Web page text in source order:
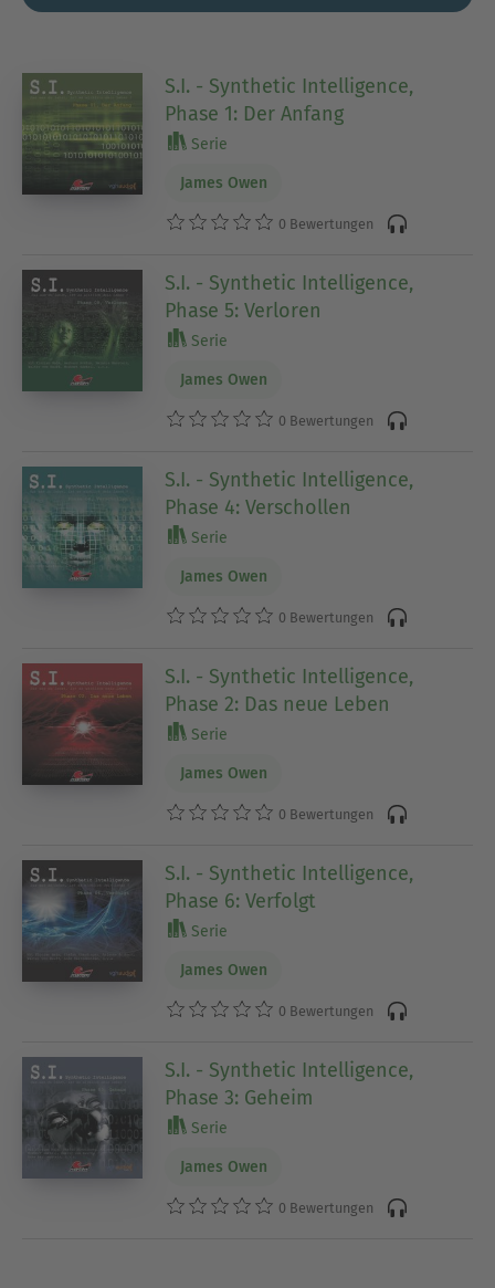
S.I. - Synthetic Intelligence,
Phase 1: Der Anfang
Serie
James Owen
0 Bewertungen
S.I. - Synthetic Intelligence,
Phase 5: Verloren
Serie
James Owen
0 Bewertungen
S.I. - Synthetic Intelligence,
Phase 4: Verschollen
Serie
James Owen
0 Bewertungen
S.I. - Synthetic Intelligence,
Phase 2: Das neue Leben
Serie
James Owen
0 Bewertungen
S.I. - Synthetic Intelligence,
Phase 6: Verfolgt
Serie
James Owen
0 Bewertungen
S.I. - Synthetic Intelligence,
Phase 3: Geheim
Serie
James Owen
0 Bewertungen